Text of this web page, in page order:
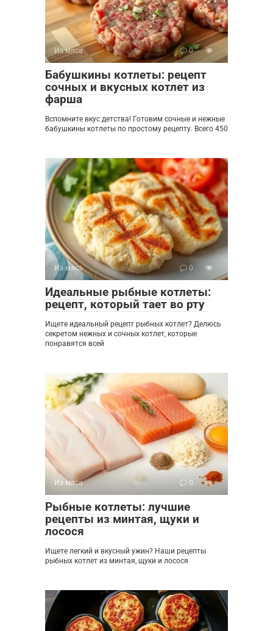
Из мяса 0
Бабушкины котлеты: рецепт
сочных и вкусных котлет из
фарша
Вспомните вкус детства! Готовим сочные и нежные
бабушкины котлеты по простому рецепту. Всего 450
Из мяса 0
Идеальные рыбные котлеты:
рецепт, который тает во рту
Ищете идеальный рецепт рыбных котлет? Делюсь
секретом нежных и сочных котлет, которые
понравятся всей
Из мяса 0
Рыбные котлеты: лучшие
рецепты из минтая, щуки и
лосося
Ищете легкий и вкусный ужин? Наши рецепты
рыбных котлет из минтая, щуки и лосося